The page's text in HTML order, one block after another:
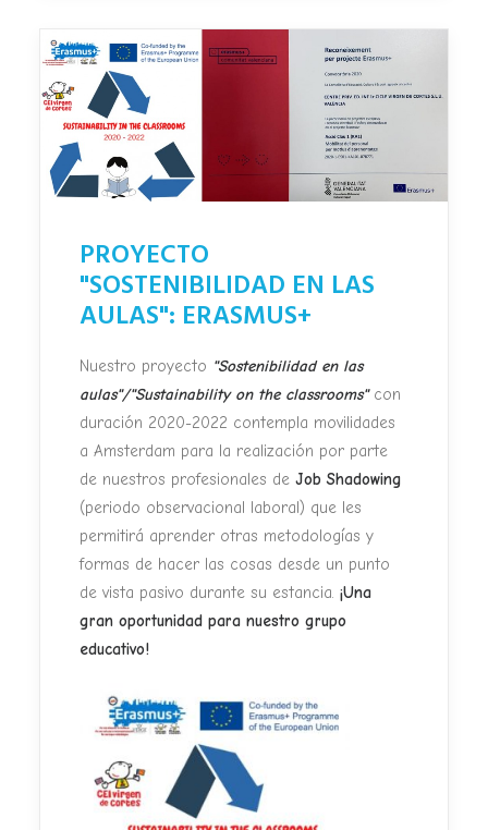
PROYECTO
"SOSTENIBILIDAD EN LAS
AULAS": ERASMUS+
Nuestro proyecto "Sostenibilidad en las
aulas"/"Sustainability on the classrooms"con
duración 2020-2022 contempla movilidades
a Amsterdam para la realización por parte
de nuestros profesionales de Job Shadowing
(periodo observacional laboral) que les
permitirá aprender otras metodologías y
formas de hacer las cosas desde un punto
de vista pasivo durante su estancia. ¡Una
gran oportunidad para nuestro grupo
educativo!